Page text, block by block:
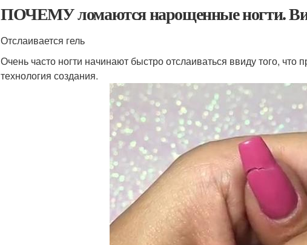
ПОЧЕМУ ломаются нарощенные ногти.
Отслаивается гель
Очень часто ногти начинают быстро отслаиваться ввиду того,
технология создания.